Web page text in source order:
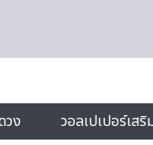
วง วอลเปเปอร์เสริ